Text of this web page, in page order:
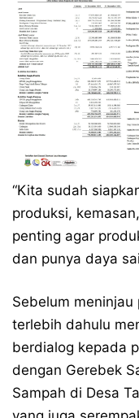
“Kita sudah
produksi,
penting agar
dan punya daya
Sebelum meninjau
terlebih dahulu
berdialog kepada
dengan Gerebek
Sampah di Desa